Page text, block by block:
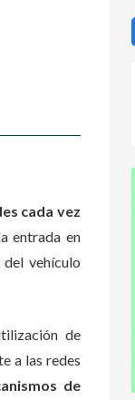
cada vez
entrada en
vehículo
de
a las redes
de